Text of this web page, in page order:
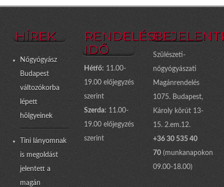
HÍREK
Nőgyógyász
Budapest
változókorba
lépett
hölgyeinek
Tini lányomnak
is megoldást
jelentett a
magán
RENDELÉSI
IDŐ
Hétfő: 11.00-
19.00 előjegyzés
szerint
Szerda: 11.00-
19.00 előjegyzés
szerint
Szülészeti-
nőgyógyászati
Magánrendelés
1075. Budapest,
Károly körút 13-
15. 2.em.12.
+36 30 535 40
70(munkanapokon
09.00-18.00)